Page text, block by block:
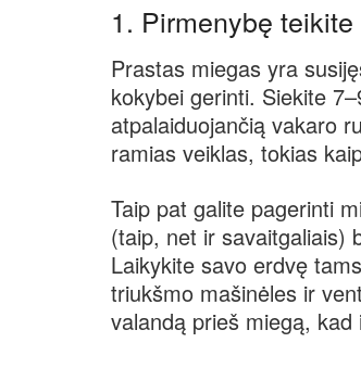
1. Pirmenybę
Prastas miegas yra
kokybei gerinti. Siekite
atpalaiduojančią vakaro
ramias veiklas, tokias
Taip pat galite pagerinti
(taip, net ir savaitgaliais)
Laikykite savo erdvę
triukšmo mašinėles ir
valandą prieš miegą,